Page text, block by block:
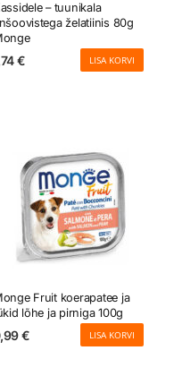
– tuunikala
želatiinis 80g
€ LISA KORVI
Fruit koerapatee ja
lõhe ja pirniga 100g
€ LISA KORVI